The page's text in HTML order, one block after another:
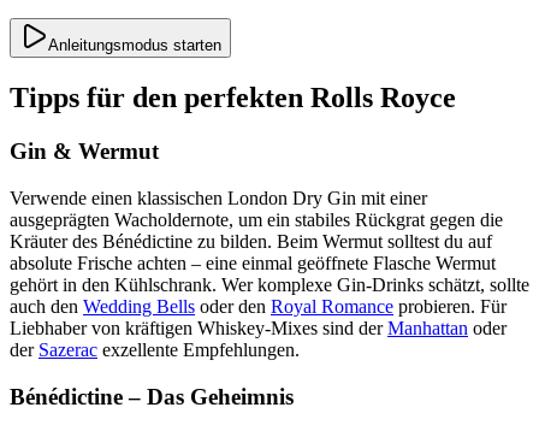
Anleitungsmodus starten
Tipps für den perfekten Rolls Royce
Gin & Wermut
Verwende einen klassischen London Dry Gin mit einer
ausgeprägten Wacholdernote, um ein stabiles Rückgrat gegen die
Kräuter des Bénédictine zu bilden. Beim Wermut solltest du auf
absolute Frische achten – eine einmal geöffnete Flasche Wermut
gehört in den Kühlschrank. Wer komplexe Gin-Drinks schätzt, sollte
auch den Wedding Bells oder den Royal Romance probieren. Für
Liebhaber von kräftigen Whiskey-Mixes sind derManhattan oder
der Sazerac exzellente Empfehlungen.
Bénédictine – Das Geheimnis